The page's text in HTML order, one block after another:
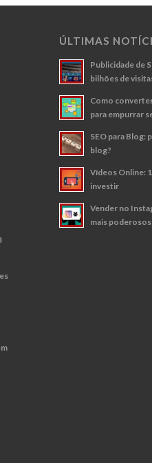
ÚLTIMAS
Publicidade de
bilhões de
Como
para empurrar
SEO para Blog:
blog?
Vídeos Online:
investir
Vender no
mais